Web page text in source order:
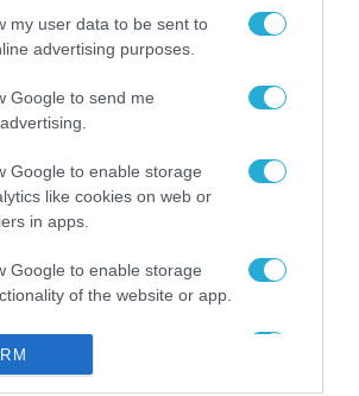
my user data to be sent to
advertising purposes.
Google to send me
Google to enable storage
like cookies on web or
in apps.
Google to enable storage
of the website or app.
σε
μια
ΕΚΤ